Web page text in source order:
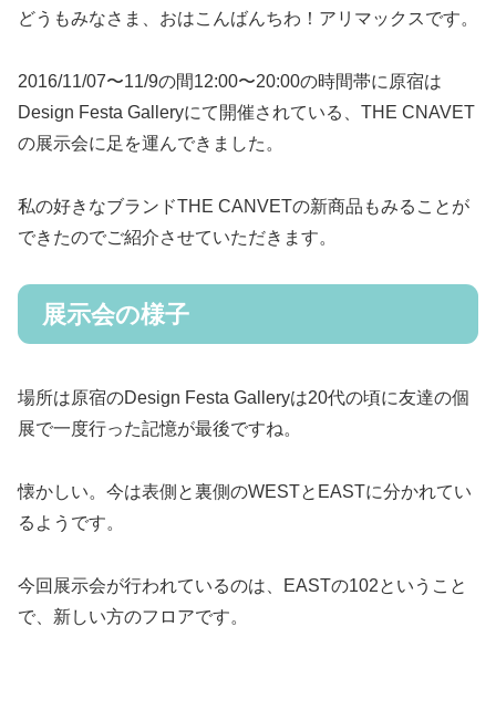
どうもみなさま、おはこんばんちわ！アリマックスです。
2016/11/07〜11/9の間12:00〜20:00の時間帯に原宿は
Design Festa Galleryにて開催されている、THE CNAVET
の展示会に足を運んできました。
私の好きなブランドTHE CANVETの新商品もみることが
できたのでご紹介させていただきます。
展示会の様子
場所は原宿のDesign Festa Galleryは20代の頃に友達の個
展で一度行った記憶が最後ですね。
懐かしい。今は表側と裏側のWESTとEASTに分かれてい
るようです。
今回展示会が行われているのは、EASTの102ということ
で、新しい方のフロアです。